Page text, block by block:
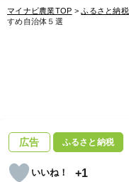
マイナビ農業TOP >ふるさと納税
すめ自治体５選
広告 ふるさと納税
+1